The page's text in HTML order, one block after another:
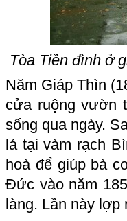
Tòa Tiền đình ở
Năm Giáp Thìn
cửa ruộng vườn
sống qua ngày.
lá tại vàm rạch
hoà để giúp bà
Đức vào năm
làng. Lần này lợp